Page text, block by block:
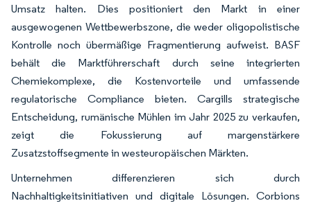
Umsatz halten. Dies positioniert den Markt in einer
ausgewogenen Wettbewerbszone, die weder oligopolistische
Kontrolle noch übermäßige Fragmentierung aufweist. BASF
behält die Marktführerschaft durch seine integrierten
Chemiekomplexe, die Kostenvorteile und umfassende
regulatorische Compliance bieten. Cargills strategische
Entscheidung, rumänische Mühlen im Jahr 2025 zu verkaufen,
zeigt die Fokussierung auf margenstärkere
Zusatzstoffsegmente in westeuropäischen Märkten.
Unternehmen differenzieren sich durch
Nachhaltigkeitsinitiativen und digitale Lösungen. Corbions